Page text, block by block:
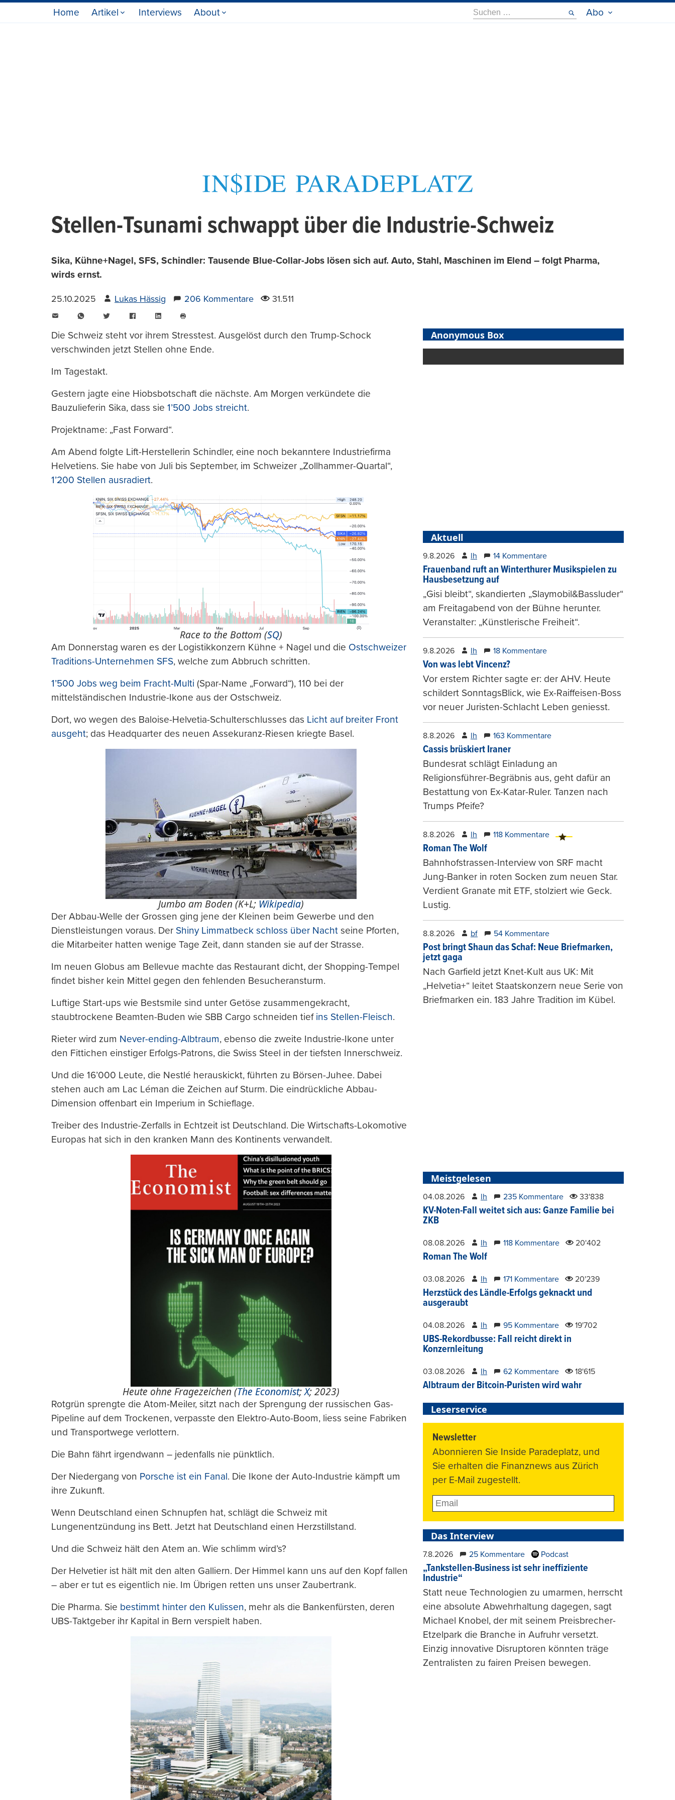
Home Artikel Interviews About
Suche
nach:
Abo
Stellen-Tsunami schwappt über die Industrie-Schweiz
Sika, Kühne+Nagel, SFS, Schindler: Tausende Blue-Collar-Jobs lösen sich auf. Auto, Stahl, Maschinen im Elend – folgt Pharma,
wirds ernst.
25.10.2025 Lukas Hässig 206 Kommentare 31.511
WhatsAppTwitter FacebookLinkedIn
drucken
Die Schweiz steht vor ihrem Stresstest. Ausgelöst durch den Trump-Schock
verschwinden jetzt Stellen ohne Ende.
Im Tagestakt.
Gestern jagte eine Hiobsbotschaft die nächste. Am Morgen verkündete die
Bauzulieferin Sika, dass sie 1’500 Jobs streicht.
Projektname: „Fast Forward“.
Am Abend folgte Lift-Herstellerin Schindler, eine noch bekanntere Industriefirma
Helvetiens. Sie habe von Juli bis September, im Schweizer „Zollhammer-Quartal“,
1’200 Stellen ausradiert.
Race to the Bottom (SQ)
Am Donnerstag waren es der Logistikkonzern Kühne + Nagel und die Ostschweizer
Traditions-Unternehmen SFS, welche zum Abbruch schritten.
1’500 Jobs weg beim Fracht-Multi (Spar-Name „Forward“), 110 bei der
mittelständischen Industrie-Ikone aus der Ostschweiz.
Dort, wo wegen des Baloise-Helvetia-Schulterschlusses das Licht auf breiter Front
ausgeht; das Headquarter des neuen Assekuranz-Riesen kriegte Basel.
Jumbo am Boden (K+L; Wikipedia)
Der Abbau-Welle der Grossen ging jene der Kleinen beim Gewerbe und den
Dienstleistungen voraus. Der Shiny Limmatbeck schloss über Nacht seine Pforten,
die Mitarbeiter hatten wenige Tage Zeit, dann standen sie auf der Strasse.
Im neuen Globus am Bellevue machte das Restaurant dicht, der Shopping-Tempel
findet bisher kein Mittel gegen den fehlenden Besucheransturm.
Luftige Start-ups wie Bestsmile sind unter Getöse zusammengekracht,
staubtrockene Beamten-Buden wie SBB Cargo schneiden tief ins Stellen-Fleisch.
Rieter wird zum Never-ending-Albtraum, ebenso die zweite Industrie-Ikone unter
den Fittichen einstiger Erfolgs-Patrons, die Swiss Steel in der tiefsten Innerschweiz.
Und die 16’000 Leute, die Nestlé herauskickt, führten zu Börsen-Juhee. Dabei
stehen auch am Lac Léman die Zeichen auf Sturm. Die eindrückliche Abbau-
Dimension offenbart ein Imperium in Schieflage.
Treiber des Industrie-Zerfalls in Echtzeit ist Deutschland. Die Wirtschafts-Lokomotive
Europas hat sich in den kranken Mann des Kontinents verwandelt.
Heute ohne Fragezeichen (The Economist;X; 2023)
Rotgrün sprengte die Atom-Meiler, sitzt nach der Sprengung der russischen Gas-
Pipeline auf dem Trockenen, verpasste den Elektro-Auto-Boom, liess seine Fabriken
und Transportwege verlottern.
Die Bahn fährt irgendwann – jedenfalls nie pünktlich.
Der Niedergang von Porsche ist ein Fanal. Die Ikone der Auto-Industrie kämpft um
ihre Zukunft.
Wenn Deutschland einen Schnupfen hat, schlägt die Schweiz mit
Lungenentzündung ins Bett. Jetzt hat Deutschland einen Herzstillstand.
Und die Schweiz hält den Atem an. Wie schlimm wird’s?
Der Helvetier ist hält mit den alten Galliern. Der Himmel kann uns auf den Kopf fallen
– aber er tut es eigentlich nie. Im Übrigen retten uns unser Zaubertrank.
Die Pharma. Sie bestimmt hinter den Kulissen, mehr als die Bankenfürsten, deren
UBS-Taktgeber ihr Kapital in Bern verspielt haben.
Anonymous Box
Aktuell
9.8.2026 lh 14 Kommentare
Frauenband ruft an Winterthurer Musikspielen zu
Hausbesetzung auf
„Gisi bleibt“, skandierten „Slaymobil&Bassluder“
am Freitagabend von der Bühne herunter.
Veranstalter: „Künstlerische Freiheit“.
9.8.2026 lh 18 Kommentare
Von was lebt Vincenz?
Vor erstem Richter sagte er: der AHV. Heute
schildert SonntagsBlick, wie Ex-Raiffeisen-Boss
vor neuer Juristen-Schlacht Leben geniesst.
8.8.2026 lh 163 Kommentare
Cassis brüskiert Iraner
Bundesrat schlägt Einladung an
Religionsführer-Begräbnis aus, geht dafür an
Bestattung von Ex-Katar-Ruler. Tanzen nach
Trumps Pfeife?
8.8.2026 lh 118 Kommentare
Roman The Wolf
Bahnhofstrassen-Interview von SRF macht
Jung-Banker in roten Socken zum neuen Star.
Verdient Granate mit ETF, stolziert wie Geck.
Lustig.
8.8.2026 bf 54 Kommentare
Post bringt Shaun das Schaf: Neue Briefmarken,
jetzt gaga
Nach Garfield jetzt Knet-Kult aus UK: Mit
„Helvetia+“ leitet Staatskonzern neue Serie von
Briefmarken ein. 183 Jahre Tradition im Kübel.
Meistgelesen
04.08.2026 lh 235 Kommentare 33'838
KV-Noten-Fall weitet sich aus: Ganze Familie bei
ZKB
08.08.2026 lh 118 Kommentare 20'402
Roman The Wolf
03.08.2026 lh 171 Kommentare 20'239
Herzstück des Ländle-Erfolgs geknackt und
ausgeraubt
04.08.2026 lh 95 Kommentare 19'702
UBS-Rekordbusse: Fall reicht direkt in
Konzernleitung
03.08.2026 lh 62 Kommentare 18'615
Albtraum der Bitcoin-Puristen wird wahr
Leserservice
Newsletter
Abonnieren Sie Inside Paradeplatz, und
Sie erhalten die Finanznews aus Zürich
per E-Mail zugestellt.
Das Interview
7.8.2026 25 Kommentare Podcast
„Tankstellen-Business ist sehr ineffiziente
Industrie“
Statt neue Technologien zu umarmen, herrscht
eine absolute Abwehrhaltung dagegen, sagt
Michael Knobel, der mit seinem Preisbrecher-
Etzelpark die Branche in Aufruhr versetzt.
Einzig innovative Disruptoren könnten träge
Zentralisten zu fairen Preisen bewegen.